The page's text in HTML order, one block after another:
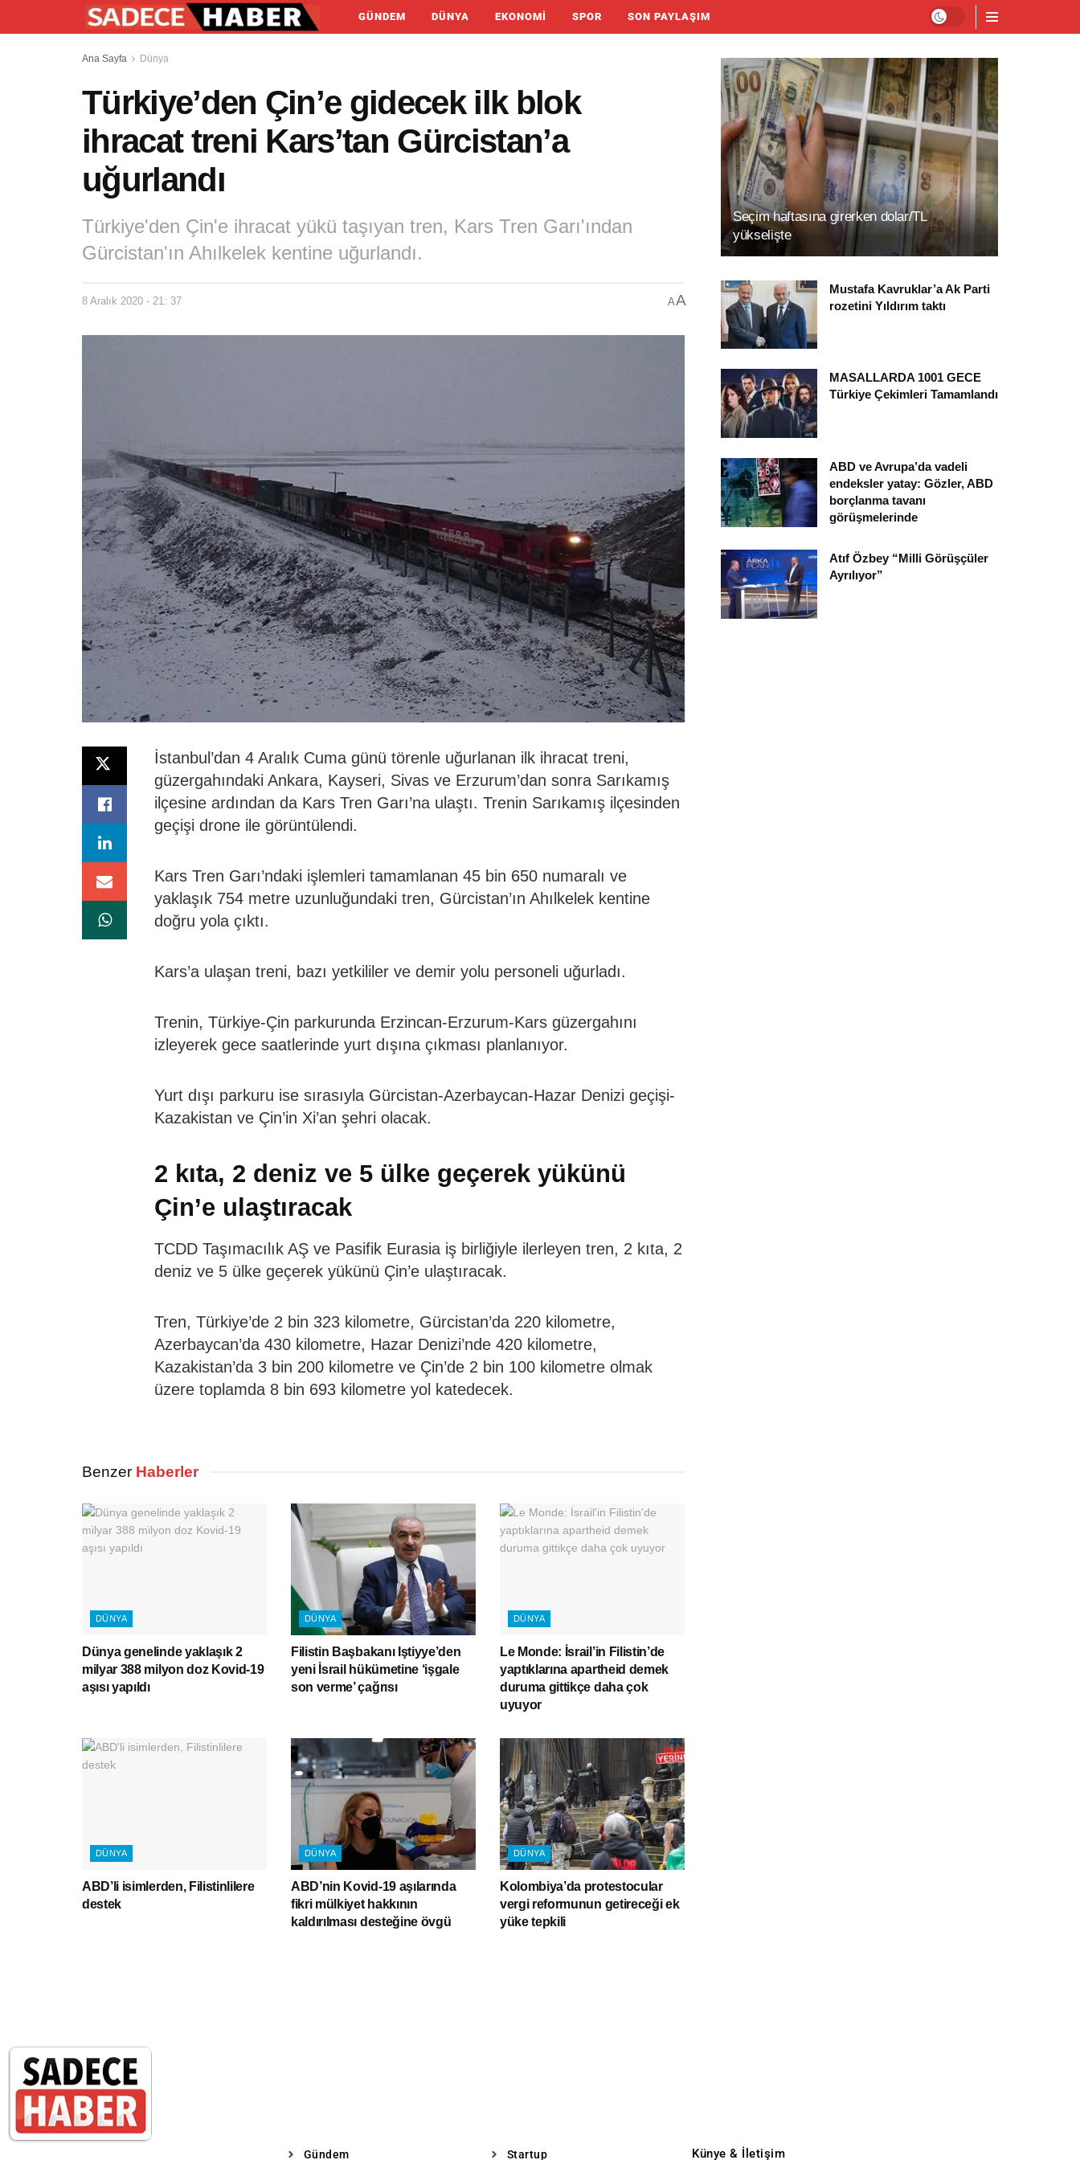
GÜNDEM DÜNYA EKONOMI SPOR SON PAYLAŞIM
Ana Sayfa Dünya
Türkiye’den Çin’e gidecek ilk blok
ihracat treni Kars’tan Gürcistan’a
uğurlandı
Türkiye'den Çin'e ihracat yükü taşıyan tren, Kars Tren Garı'ından
Gürcistan'ın Ahılkelek kentine uğurlandı.
8 Aralık 2020 - 21: 37 AA
İstanbul’dan 4 Aralık Cuma günü törenle uğurlanan ilk ihracat treni,
güzergahındaki Ankara, Kayseri, Sivas ve Erzurum’dan sonra Sarıkamış
ilçesine ardından da Kars Tren Garı’na ulaştı. Trenin Sarıkamış ilçesinden
geçişi drone ile görüntülendi.
Kars Tren Garı’ndaki işlemleri tamamlanan 45 bin 650 numaralı ve
yaklaşık 754 metre uzunluğundaki tren, Gürcistan’ın Ahılkelek kentine
doğru yola çıktı.
Kars’a ulaşan treni, bazı yetkililer ve demir yolu personeli uğurladı.
Trenin, Türkiye-Çin parkurunda Erzincan-Erzurum-Kars güzergahını
izleyerek gece saatlerinde yurt dışına çıkması planlanıyor.
Yurt dışı parkuru ise sırasıyla Gürcistan-Azerbaycan-Hazar Denizi geçişi-
Kazakistan ve Çin’in Xi’an şehri olacak.
2 kıta, 2 deniz ve 5 ülke geçerek yükünü
Çin’e ulaştıracak
TCDD Taşımacılık AŞ ve Pasifik Eurasia iş birliğiyle ilerleyen tren, 2 kıta, 2
deniz ve 5 ülke geçerek yükünü Çin’e ulaştıracak.
Tren, Türkiye’de 2 bin 323 kilometre, Gürcistan’da 220 kilometre,
Azerbaycan’da 430 kilometre, Hazar Denizi’nde 420 kilometre,
Kazakistan’da 3 bin 200 kilometre ve Çin’de 2 bin 100 kilometre olmak
üzere toplamda 8 bin 693 kilometre yol katedecek.
Benzer Haberler
DÜNYA
Dünya genelinde yaklaşık 2
milyar 388 milyon doz Kovid-19
aşısı yapıldı
DÜNYA
Filistin Başbakanı Iştiyye’den
yeni İsrail hükümetine ‘işgale
son verme’ çağrısı
DÜNYA
Le Monde: İsrail’in Filistin’de
yaptıklarına apartheid demek
duruma gittikçe daha çok
uyuyor
DÜNYA
ABD’li isimlerden, Filistinlilere
destek
DÜNYA
ABD’nin Kovid-19 aşılarında
fikri mülkiyet hakkının
kaldırılması desteğine övgü
DÜNYA
Kolombiya’da protestocular
vergi reformunun getireceği ek
yüke tepkili
Seçim haftasına girerken dolar/TL
yükselişte
Mustafa Kavruklar’a Ak Parti
rozetini Yıldırım taktı
MASALLARDA 1001 GECE
Türkiye Çekimleri Tamamlandı
ABD ve Avrupa’da vadeli
endeksler yatay: Gözler, ABD
borçlanma tavanı
görüşmelerinde
Atıf Özbey “Milli Görüşçüler
Ayrılıyor”
Gündem Startup Künye & İletişim